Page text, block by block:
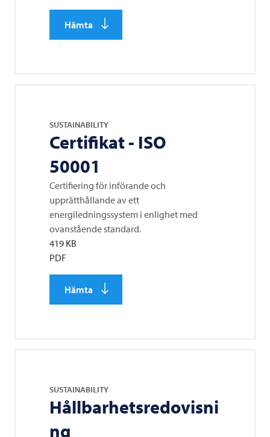
Hämta
SUSTAINABILITY
Certifikat - ISO
50001
Certifiering för införande och
upprätthållande av ett
energiledningssystem i enlighet med
ovanstående standard.
419 KB
PDF
Hämta
SUSTAINABILITY
Hållbarhetsredovisni
ng